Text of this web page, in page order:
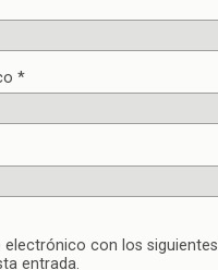
*
electrónico con los siguientes
entrada.